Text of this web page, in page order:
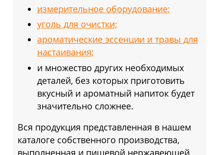
измерительное оборудование;
уголь для очистки;
ароматические эссенции и травы для
настаивания;
и множество других необходимых
деталей, без которых приготовить
вкусный и ароматный напиток будет
значительно сложнее.
Вся продукция представленная в нашем
каталоге собственного производства,